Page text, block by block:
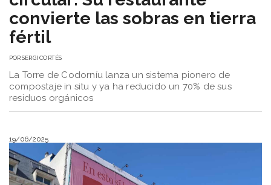
convierte las sobras en tierra
fértil
PORSERGI CORTÉS
La Torre de Codorníu lanza un sistema pionero de
compostaje in situ y ya ha reducido un 70% de sus
residuos orgánicos
19/06/2025